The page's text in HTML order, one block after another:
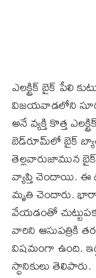
ఎలక్ట్రిక్‌ బైక్‌ పేలి
విజయవాడలోని
అనే వ్యక్తి కొత్త
బెడ్‌రూమ్‌లో బైక్‌
తెల్లవారుజామున
వ్యాప్తి చెందాయి. ఈ
మృతి చెందారు. భార్యా
వేయడంతో
వారిని ఆసుపత్రికి
విషమంగా ఉంది.
స్థానికులు తెలిపారు.